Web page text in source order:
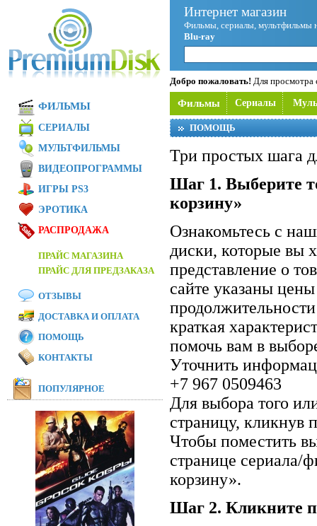
Интернет магазин
Фильмы, сериалы, мультфильмы
Blu-ray
Добро пожаловать! Для просмотра
Фильмы Сериалы
ПОМОЩЬ
Три простых шага
Шаг 1. Выберите
корзину»
Ознакомьтесь с
диски, которые вы
представление о
сайте указаны
краткая
помочь вам в
Уточнить
+7 967 0509463
Для выбора того
страницу, кликнув
Чтобы поместить
странице сериала/
корзину».
Шаг 2. Кликните
ФИЛЬМЫ
СЕРИАЛЫ
МУЛЬТФИЛЬМЫ
ВИДЕОПРОГРАММЫ
ИГРЫ PS3
ЭРОТИКА
РАСПРОДАЖА
ПРАЙС МАГАЗИНА
ПРАЙС ДЛЯ ПРЕДЗАКАЗА
ОТЗЫВЫ
ДОСТАВКА И ОПЛАТА
ПОМОЩЬ
КОНТАКТЫ
ПОПУЛЯРНОЕ